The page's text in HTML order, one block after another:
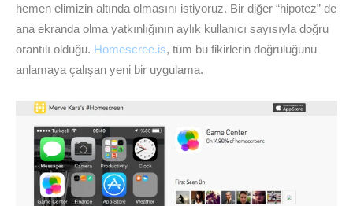
hemen elimizin altında olmasını istiyoruz. Bir diğer “hipotez” de
ana ekranda olma yatkınlığının aylık kullanıcı sayısıyla doğru
orantılı olduğu. Homescree.is, tüm bu fikirlerin doğruluğunu
anlamaya çalışan yeni bir uygulama.